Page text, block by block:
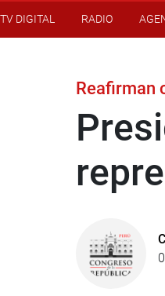
TV DIGITAL RADIO
Reafirman